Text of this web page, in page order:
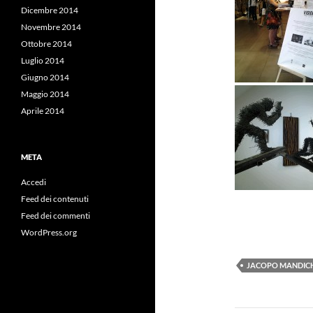
JACOPO
Dicembre 2014
Novembre 2014
Ottobre 2014
Luglio 2014
Giugno 2014
Maggio 2014
Aprile 2014
META
Accedi
Feed dei contenuti
Feed dei commenti
WordPress.org